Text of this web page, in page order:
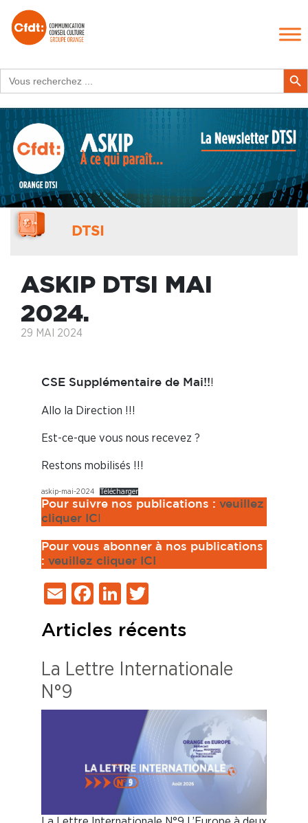
for:
Search
DTSI
ASKIP DTSI MAI
2024.
29 MAI 2024
CSE Supplémentaire de Mai!!!
Allo la Direction !!!
Est-ce-que vous nous recevez ?
Restons mobilisés !!!
askip-mai-2024 Télécharger
Pour suivre nos publications : veuillez
cliquer IC
Pour vous abonner à nos publications
: veuillez cliquer ICI
EmailFacebook
LinkedIn
Articles récents
La Lettre Internationale
N°9